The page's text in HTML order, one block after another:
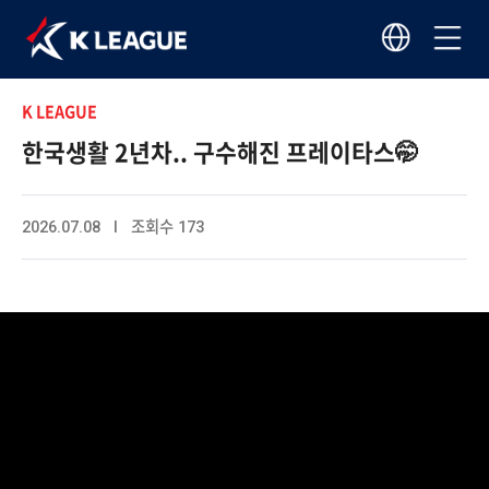
K LEAGUE
한국생활 2년차.. 구수해진 프레이타스🤭
2026.07.08 I 조회수 173